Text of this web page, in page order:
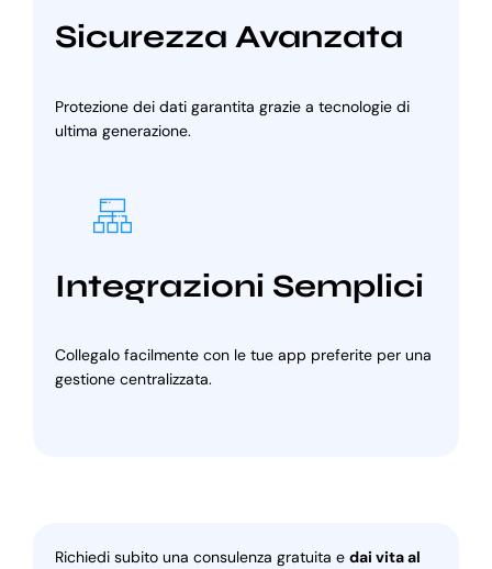
Sicurezza Avanzata
Protezione dei dati garantita grazie a tecnologie di
ultima generazione.
Integrazioni Semplici
Collegalo facilmente con le tue app preferite per una
gestione centralizzata.
Richiedi subito una consulenza gratuita e dai vita al